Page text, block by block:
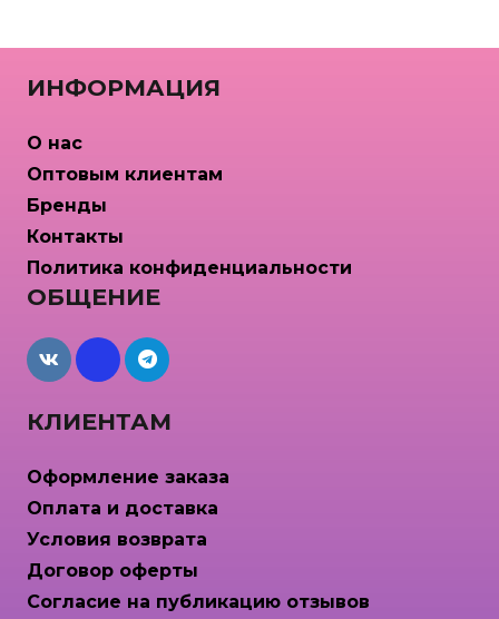
Опции
КЛИЕНТАМ
Оформление заказа
Оплата и доставка
Условия возврата
Договор оферты
Согласие на публикацию отзывов
ОБЩЕНИЕ
maxcdn
ИНФОРМАЦИЯ
О нас
Оптовым клиентам
Бренды
Контакты
Политика конфиденциальности